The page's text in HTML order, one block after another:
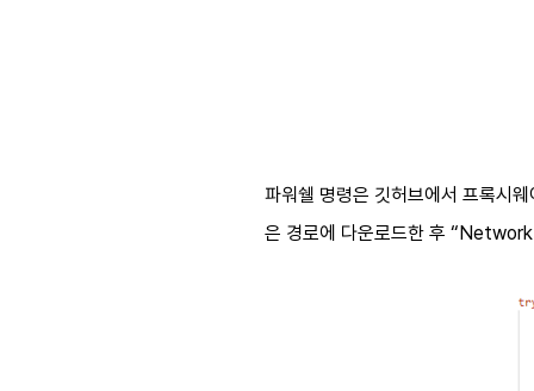
파워쉘 명령은 깃허브에서 프록시
은 경로에 다운로드한 후